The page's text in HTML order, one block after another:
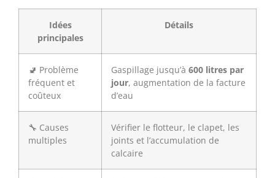
Idées
principales
Détails
🚽 Problème
fréquent et
coûteux
Gaspillage jusqu’à 600 litres par
jour, augmentation de la facture
d’eau
🔧 Causes
multiples
Vérifier le flotteur, le clapet, les
joints et l’accumulation de
calcaire